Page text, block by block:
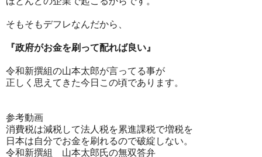
そもそもデフレなんだから、
『政府がお金を刷って配れば良い』
令和新撰組の山本太郎が言ってる事が
正しく思えてきた今日この頃であります。
参考動画
消費税は減税して法人税を累進課税で増税を
日本は自分でお金を刷れるので破綻しない。
令和新撰組 山本太郎氏の無双答弁